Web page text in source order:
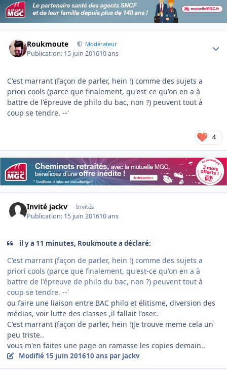
Roukmoute Modérateur
Publication: 15 juin 201610 ans
C'est marrant (façon de parler, hein !) comme des sujets a
priori cools (parce que finalement, qu'est-ce qu'on en a à
battre de l'épreuve de philo du bac, non ?) peuvent tout à
coup se tendre. --'
4
Invité jackv Invités
Publication: 15 juin 201610 ans
il y a 11 minutes, Roukmoute a déclaré:
C'est marrant (façon de parler, hein !) comme des sujets a
priori cools (parce que finalement, qu'est-ce qu'on en a à
battre de l'épreuve de philo du bac, non ?) peuvent tout à
coup se tendre. --'
ou faire une liaison entre BAC philo et élitisme, diversion des
médias, voir lutte des classes ,il fallait l'oser..
C'est marrant (façon de parler, hein !)je trouve meme cela un
peu triste..
vous m'en faites une page on ramasse les copies demain..
Modifié 15 juin 201610 ans par jackv